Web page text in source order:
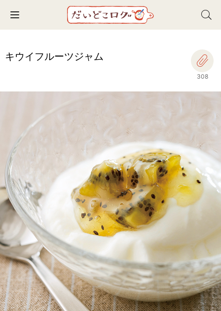
Toggle navigation
キウイフルーツジャム
308